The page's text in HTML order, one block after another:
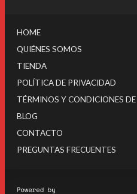
HOME
QUIÉNES SOMOS
TIENDA
POLÍTICA DE PRIVACIDAD
TÉRMINOS Y CONDICIONES DE
BLOG
CONTACTO
PREGUNTAS FRECUENTES